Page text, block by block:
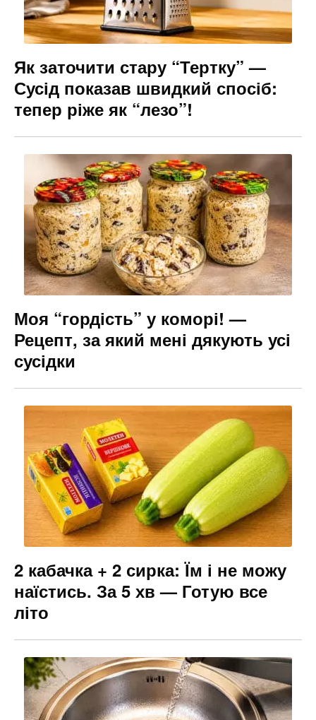
Як заточити стару “Тертку” —
Сусід показав швидкий спосіб:
тепер ріже як “лезо”!
Моя “гордість” у коморі! —
Рецепт, за який мені дякують усі
сусідки
2 кабачка + 2 сирка: Їм і не можу
наїстись. За 5 хв — Готую все
літо